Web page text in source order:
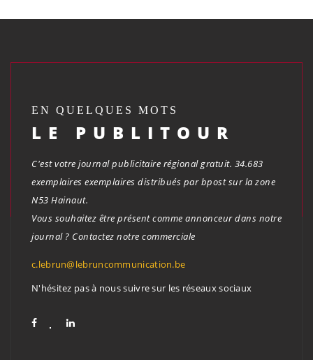
EN QUELQUES MOTS
LE PUBLITOUR
C'est votre journal publicitaire régional gratuit. 34.683
exemplaires exemplaires distribués par bpost sur la zone
N53 Hainaut.
Vous souhaitez être présent comme annonceur dans notre
journal ? Contactez notre commerciale
c.lebrun@lebruncommunication.be
N'hésitez pas à nous suivre sur les réseaux sociaux